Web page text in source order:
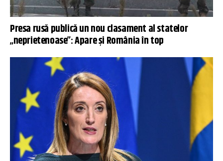
Presa rusă publică un nou clasament al statelor
„neprietenoase”: Apare și România în top